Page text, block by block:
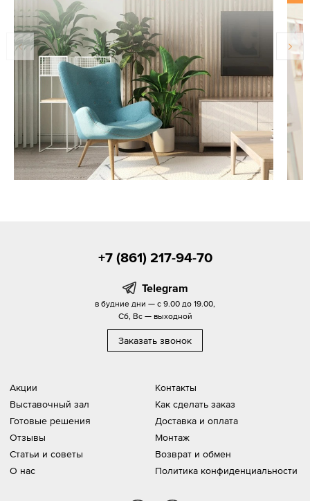
Акции
Выставочный зал
Готовые решения
Отзывы
Статьи и советы
О нас
Контакты
Как сделать заказ
Доставка и оплата
Монтаж
Возврат и обмен
Политика конфиденциальности
+7 (861) 217-94-70
Telegram
в будние дни — с 9.00 до 19.00,
Сб, Вс — выходной
Заказать звонок